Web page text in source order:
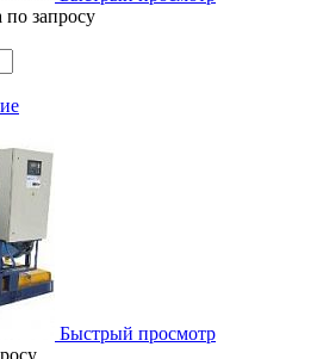
по запросу
Быстрый просмотр